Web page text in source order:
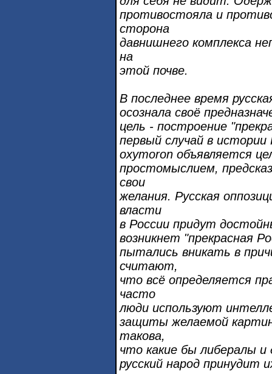
противостояла и
сторона
давнишнего комплекса
на
этой почве.
В последнее время
осознала своё
цель - построение
первый случай в истории
oxymoron объявляется
простомыслием,
свои
желания. Русская
власти
в России придут
возникнет "прекрасная
пытались вникать в
считают,
что всё определяется
часто
люди используют
защиты желаемой
такова,
что какие бы либералы и
русский народ принудит